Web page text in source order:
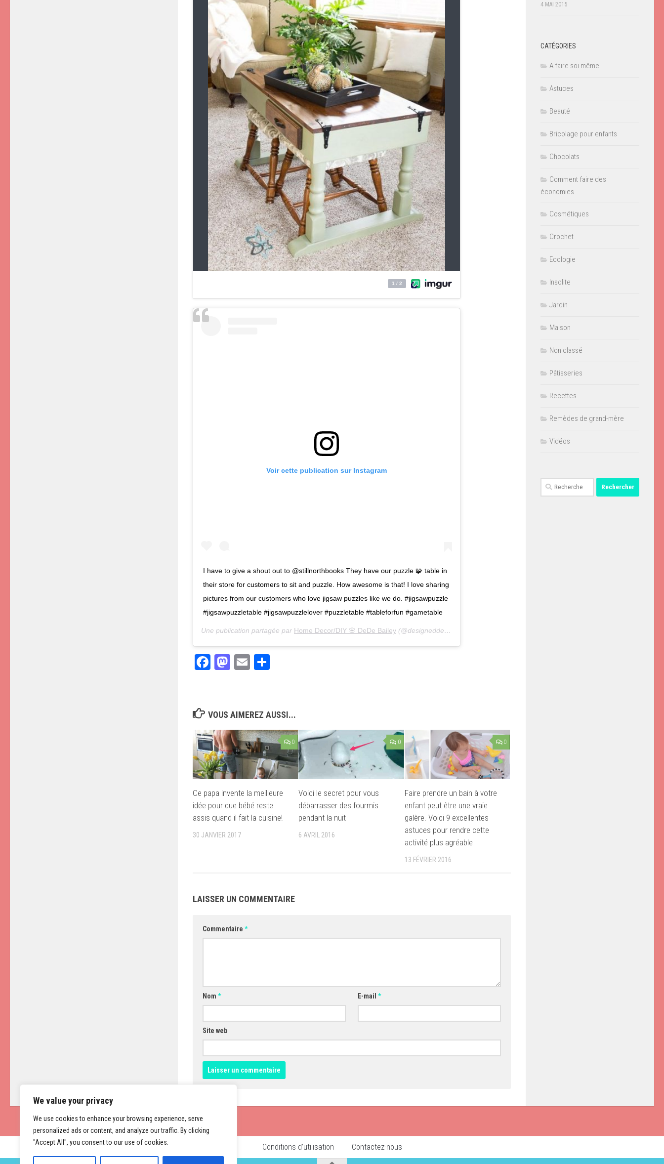
We value your privacy
We use cookies to enhance your browsing experience, serve
personalized ads or content, and analyze our traffic. By clicking
"Accept All", you consent to our use of cookies.
Voir cette publication sur Instagram
I have to give a shout out to @stillnorthbooks They have our puzzle 🧩 table in
their store for customers to sit and puzzle. How awesome is that! I love sharing
pictures from our customers who love jigsaw puzzles like we do. #jigsawpuzzle
#jigsawpuzzletable #jigsawpuzzlelover #puzzletable #tableforfun #gametable
Une publication partagée par Home Decor/DIY 🌸 DeDe Bailey (@designeddecor) le
Facebook
Mastodon
Email
VOUS AIMEREZ AUSSI...
0
Ce papa invente la meilleure
idée pour que bébé reste
assis quand il fait la cuisine!
30 JANVIER 2017
0
Voici le secret pour vous
débarrasser des fourmis
pendant la nuit
6 AVRIL 2016
0
Faire prendre un bain à votre
enfant peut être une vraie
galère. Voici 9 excellentes
astuces pour rendre cette
activité plus agréable
13 FÉVRIER 2016
LAISSER UN COMMENTAIRE
Commentaire *
Nom * E-mail*
Site web
4 MAI 2015
CATÉGORIES
A faire soi même
Astuces
Beauté
Bricolage pour enfants
Chocolats
Comment faire des
économies
Cosmétiques
Crochet
Ecologie
Insolite
Jardin
Maison
Non classé
Pâtisseries
Recettes
Remèdes de grand-mère
Vidéos
Rechercher :
Conditions d’utilisation Contactez-nous